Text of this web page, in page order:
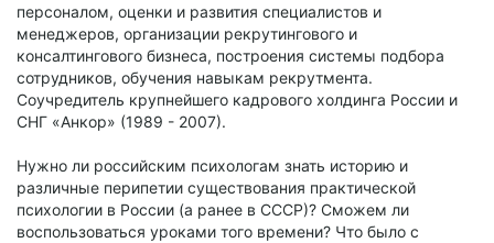
персоналом, оценки и развития специалистов и
менеджеров, организации рекрутингового и
консалтингового бизнеса, построения системы подбора
сотрудников, обучения навыкам рекрутмента.
Соучредитель крупнейшего кадрового холдинга России и
СНГ «Анкор» (1989 - 2007).
Нужно ли российским психологам знать историю и
различные перипетии существования практической
психологии в России (а ранее в СССР)? Сможем ли
воспользоваться уроками того времени? Что было с